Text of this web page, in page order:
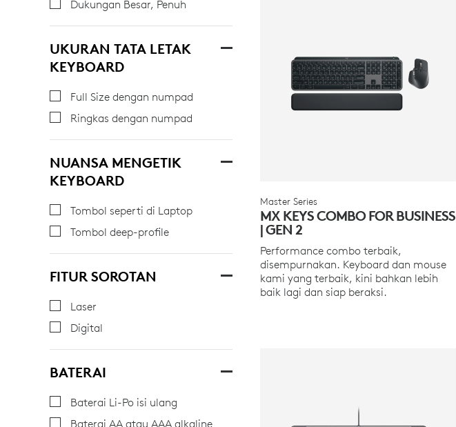
Dukungan Besar, Penuh
UKURAN TATA LETAK
KEYBOARD
Full Size dengan numpad
Ringkas dengan numpad
NUANSA MENGETIK
KEYBOARD
Tombol seperti di Laptop
Tombol deep-profile
FITUR SOROTAN
Laser
Digital
BATERAI
Baterai Li-Po isi ulang
Baterai AA atau AAA alkaline
Master Series
MX KEYS COMBO FOR BUSINESS
| GEN 2
Performance combo terbaik,
disempurnakan. Keyboard dan mouse
kami yang terbaik, kini bahkan lebih
baik lagi dan siap beraksi.